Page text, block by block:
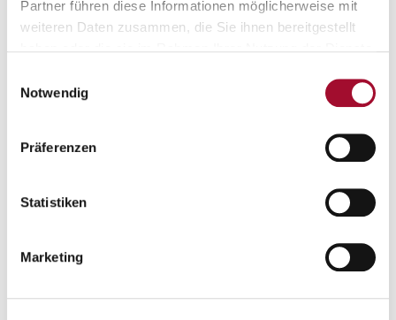
Partner führen diese Informationen möglicherweise mit
weiteren Daten zusammen, die Sie ihnen bereitgestellt
Notwendig
Präferenzen
Statistiken
Marketing
Kabi Universal-Geleeguss 20
2,0 kg im Eimer